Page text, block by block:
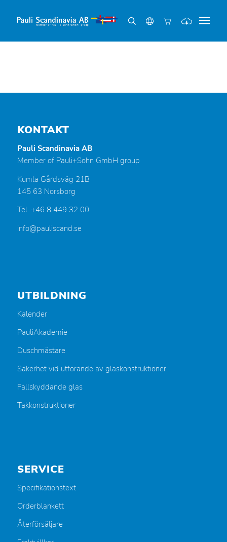
KONTAKT
Pauli Scandinavia AB
Member of Pauli+Sohn GmbH group
Kumla Gårdsväg 21B
145 63 Norsborg
Tel. +46 8 449 32 00
info@pauliscand.se
UTBILDNING
Kalender
PauliAkademie
Duschmästare
Säkerhet vid utförande av glaskonstruktioner
Fallskyddande glas
Takkonstruktioner
SERVICE
Specifikationstext
Orderblankett
Återförsäljare